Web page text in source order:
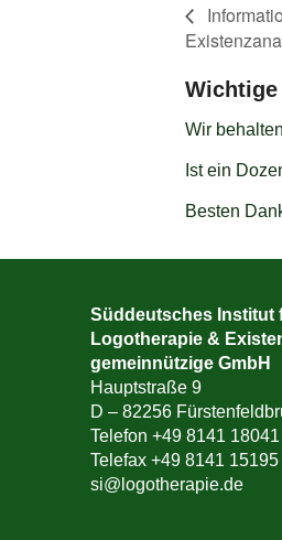
Wir
Ist ein
Besten
Süddeutsches Institut
Logotherapie &
gemeinnützige GmbH
Hauptstraße 9
D – 82256
Telefon +49 8141 18041
Telefax +49 8141 15195
si@logotherapie.de